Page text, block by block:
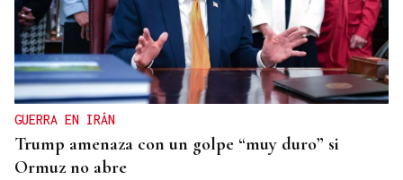
GUERRA EN IRÁN
Trump amenaza con un golpe “muy duro” si
Ormuz no abre